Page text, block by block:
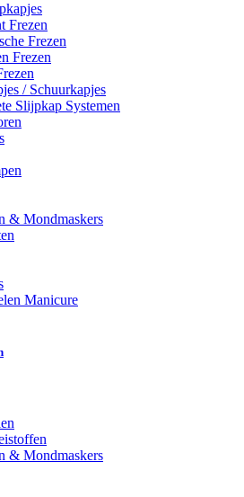
Frezen
Frezen
Frezen
/ Schuurkapjes
Slijpkap Systemen
& Mondmaskers
Manicure
& Mondmaskers